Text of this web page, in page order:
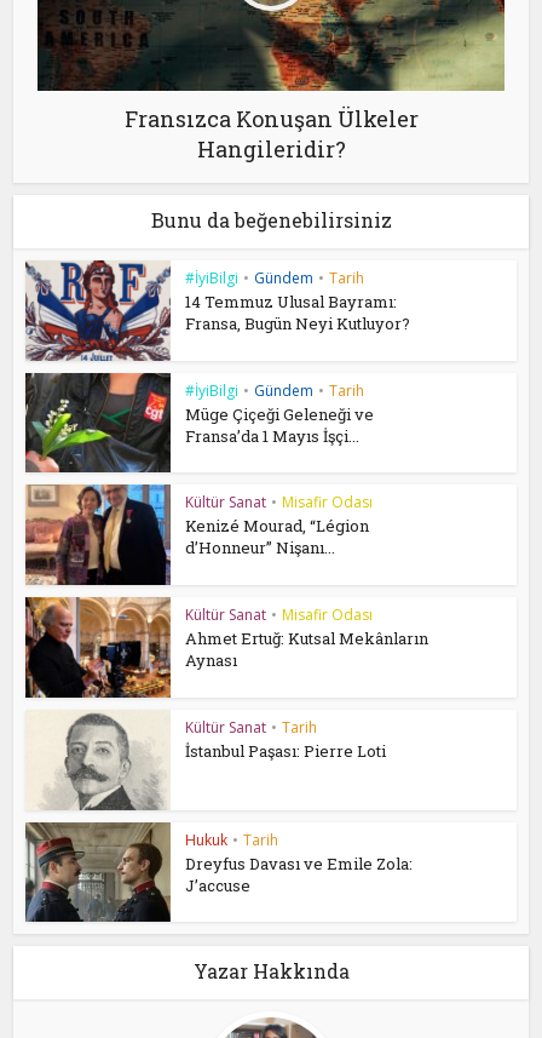
Fransızca Konuşan Ülkeler
Hangileridir?
Bunu da beğenebilirsiniz
#İyiBilgi • Gündem • Tarih
14 Temmuz Ulusal Bayramı:
Fransa, Bugün Neyi Kutluyor?
#İyiBilgi • Gündem • Tarih
Müge Çiçeği Geleneği ve
Fransa’da 1 Mayıs İşçi...
Kültür Sanat • Misafir Odası
Kenizé Mourad, “Légion
d’Honneur” Nişanı...
Kültür Sanat • Misafir Odası
Ahmet Ertuğ: Kutsal Mekânların
Aynası
Kültür Sanat • Tarih
İstanbul Paşası: Pierre Loti
Hukuk • Tarih
Dreyfus Davası ve Emile Zola:
J’accuse
Yazar Hakkında